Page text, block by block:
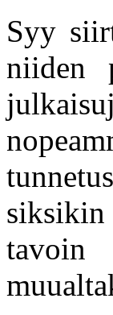
Syy
niiden
tavoin